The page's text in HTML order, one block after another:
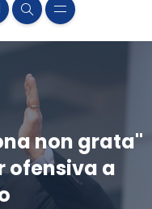
non grata"
ofensiva a